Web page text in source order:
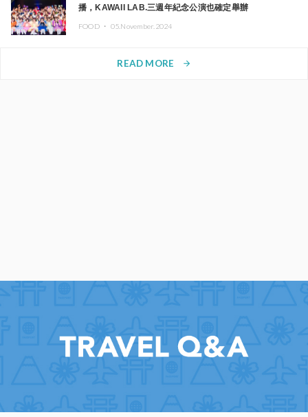
播，KAWAII LAB.三週年紀念公演也確定舉辦
FOOD ・ 05.November.2024
READ MORE arrow_forward